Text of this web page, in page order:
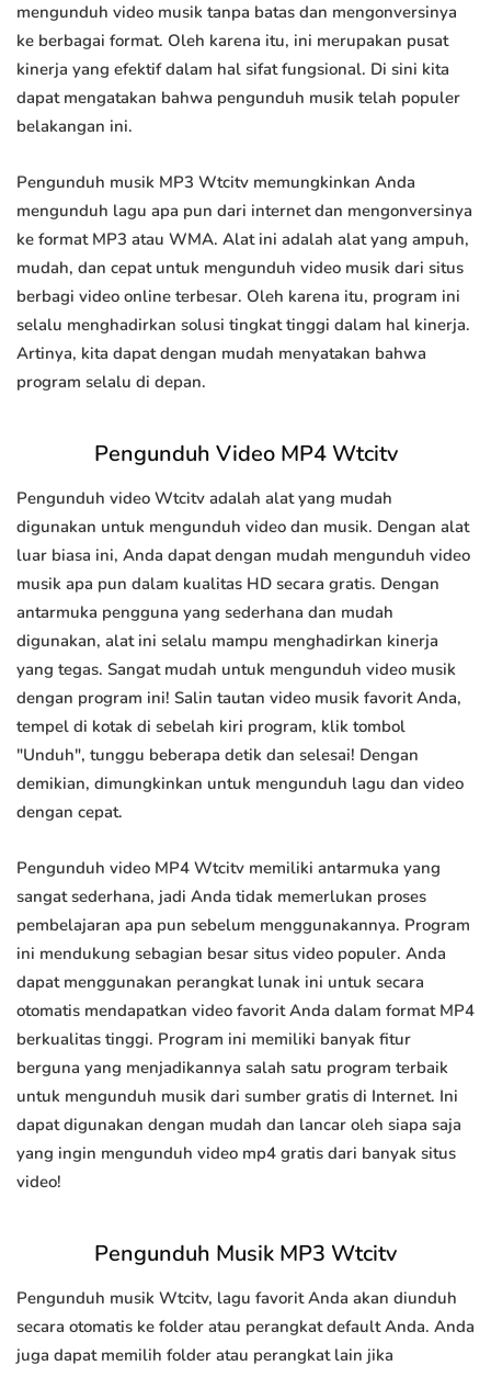
mengunduh video musik tanpa batas dan mengonversinya
ke berbagai format. Oleh karena itu, ini merupakan pusat
kinerja yang efektif dalam hal sifat fungsional. Di sini kita
dapat mengatakan bahwa pengunduh musik telah populer
belakangan ini.
Pengunduh musik MP3 Wtcitv memungkinkan Anda
mengunduh lagu apa pun dari internet dan mengonversinya
ke format MP3 atau WMA. Alat ini adalah alat yang ampuh,
mudah, dan cepat untuk mengunduh video musik dari situs
berbagi video online terbesar. Oleh karena itu, program ini
selalu menghadirkan solusi tingkat tinggi dalam hal kinerja.
Artinya, kita dapat dengan mudah menyatakan bahwa
program selalu di depan.
Pengunduh Video MP4 Wtcitv
Pengunduh video Wtcitv adalah alat yang mudah
digunakan untuk mengunduh video dan musik. Dengan alat
luar biasa ini, Anda dapat dengan mudah mengunduh video
musik apa pun dalam kualitas HD secara gratis. Dengan
antarmuka pengguna yang sederhana dan mudah
digunakan, alat ini selalu mampu menghadirkan kinerja
yang tegas. Sangat mudah untuk mengunduh video musik
dengan program ini! Salin tautan video musik favorit Anda,
tempel di kotak di sebelah kiri program, klik tombol
"Unduh", tunggu beberapa detik dan selesai! Dengan
demikian, dimungkinkan untuk mengunduh lagu dan video
dengan cepat.
Pengunduh video MP4 Wtcitv memiliki antarmuka yang
sangat sederhana, jadi Anda tidak memerlukan proses
pembelajaran apa pun sebelum menggunakannya. Program
ini mendukung sebagian besar situs video populer. Anda
dapat menggunakan perangkat lunak ini untuk secara
otomatis mendapatkan video favorit Anda dalam format MP4
berkualitas tinggi. Program ini memiliki banyak fitur
berguna yang menjadikannya salah satu program terbaik
untuk mengunduh musik dari sumber gratis di Internet. Ini
dapat digunakan dengan mudah dan lancar oleh siapa saja
yang ingin mengunduh video mp4 gratis dari banyak situs
video!
Pengunduh Musik MP3 Wtcitv
Pengunduh musik Wtcitv, lagu favorit Anda akan diunduh
secara otomatis ke folder atau perangkat default Anda. Anda
juga dapat memilih folder atau perangkat lain jika